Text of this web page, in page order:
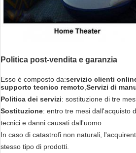
Politica post-vendita e garanzia
Esso è composto da:servizio clienti
supporto tecnico remoto Servizi di
Politica dei servizi: sostituzione di tre
Sostituzione: entro tre mesi dall'acquisto
tecnici e danni causati dall'uomo
In caso di catastrofi non naturali,
stesso tipo di prodotti.